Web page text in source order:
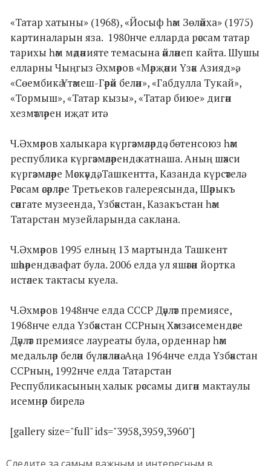
«Татар хатыны» (1968), «Йосыф һәм Зөләйха» (1975)
картиналарын яза. 1980нче елларда рәссам татар
тарихы һәм мәдәнияте темасына әйләнеп кайта. Шушы
елларны Чыңгыз Әхмәров «Мәрҗәни Үзәк Азияд»ә,
«Сөембикә Үтәмеш-Гәрәй белән», «Габдулла Тукай»,
«Тормыш», «Татар кызы», «Татар биюе» дигән
хезмәтләрен иҗат итә.
Ч.Әхмәров халыкара күргәзмәләрдә , бөтенсоюз һәм
республика күргәзмәләрендә катнаша. Аның шәхси
күргәзмәләре Мәскәүдә, Ташкентта, Казанда күрсәтелә.
Рәссам әсәрләре Третьеков галереясында, Шәрыкъ
сәнгате музеенда, Үзбәкстан, Казакъстан һәм
Татарстан музейларында саклана.
Ч.Әхмәров 1995 елның 13 мартында Ташкент
шәһәрендә вафат була. 2006 елда ул яшәгән йортка
истәлек тактасы куела.
Ч.Әхмәров 1948нче елда СССР Дәүләт премиясе,
1968нче елда Үзбәкстан ССРның Хәмзә исемендәге
Дәүләт премиясе лауреаты була, орденнар һәм
медальләр белән бүләкләнә. Аңа 1964нче елда Үзбәкстан
ССРның, 1992нче елда Татарстан
Республикасының халык рәссамы дигән мактаулы
исемнәр бирелә.
[gallery size="full" ids="3958,3959,3960"]